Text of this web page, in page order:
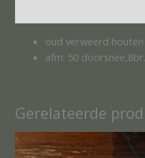
oud verweerd
afm: 50 doorsnee,8br.
Gerelateerde